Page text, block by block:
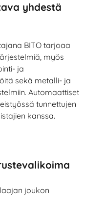
yhdestä
BITO tarjoaa
myös
ja
sekä metalli- ja
Automaattiset
tunnettujen
kanssa.
joukon